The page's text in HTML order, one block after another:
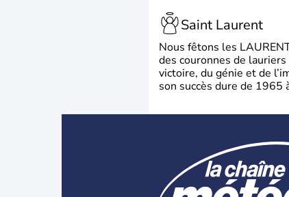
Saint Laurent
Nous fêtons les
des couronnes de
victoire, du génie et de
son succès dure de 1965